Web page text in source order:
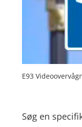
E93
Søg en